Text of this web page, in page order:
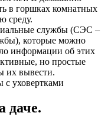
в горшках комнатных
среду.
службы (СЭС –
которые можно
информации об этих
но простые
их вывести.
даче.